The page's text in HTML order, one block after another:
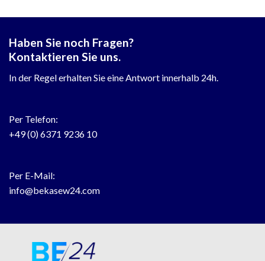
Haben Sie noch Fragen?
Kontaktieren Sie uns.
In der Regel erhalten Sie eine Antwort innerhalb 24h.
Per Telefon:
+49 (0) 6371 9236 10
Per E-Mail:
info@bekasew24.com